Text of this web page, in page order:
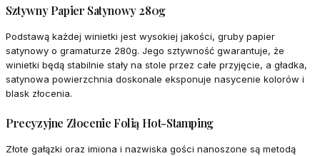
Sztywny Papier Satynowy 280g
Podstawą każdej winietki jest wysokiej jakości, gruby papier
satynowy o gramaturze 280g. Jego sztywność gwarantuje, że
winietki będą stabilnie stały na stole przez całe przyjęcie, a gładka,
satynowa powierzchnia doskonale eksponuje nasycenie kolorów i
blask złocenia.
Precyzyjne Złocenie Folią Hot-Stamping
Złote gałązki oraz imiona i nazwiska gości nanoszone są metodą